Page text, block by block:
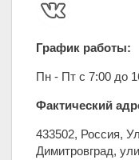
График работы:
Пн - Пт с 7:00 до
Фактический
433502, Россия,
Димитровград,